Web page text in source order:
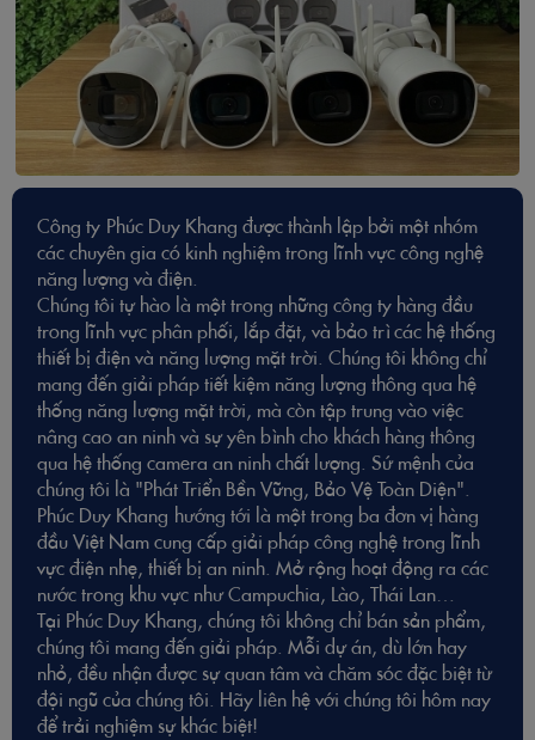
Công ty Phúc Duy Khang được thành lập bởi một nhóm
các chuyên gia có kinh nghiệm trong lĩnh vực công nghệ
năng lượng và điện.
Chúng tôi tự hào là một trong những công ty hàng đầu
trong lĩnh vực phân phối, lắp đặt, và bảo trì các hệ thống
thiết bị điện và năng lượng mặt trời. Chúng tôi không chỉ
mang đến giải pháp tiết kiệm năng lượng thông qua hệ
thống năng lượng mặt trời, mà còn tập trung vào việc
nâng cao an ninh và sự yên bình cho khách hàng thông
qua hệ thống camera an ninh chất lượng. Sứ mệnh của
chúng tôi là "Phát Triển Bền Vững, Bảo Vệ Toàn Diện".
Phúc Duy Khang hướng tới là một trong ba đơn vị hàng
đầu Việt Nam cung cấp giải pháp công nghệ trong lĩnh
vực điện nhẹ, thiết bị an ninh. Mở rộng hoạt động ra các
nước trong khu vực như Campuchia, Lào, Thái Lan…
Tại Phúc Duy Khang, chúng tôi không chỉ bán sản phẩm,
chúng tôi mang đến giải pháp. Mỗi dự án, dù lớn hay
nhỏ, đều nhận được sự quan tâm và chăm sóc đặc biệt từ
đội ngũ của chúng tôi. Hãy liên hệ với chúng tôi hôm nay
để trải nghiệm sự khác biệt!